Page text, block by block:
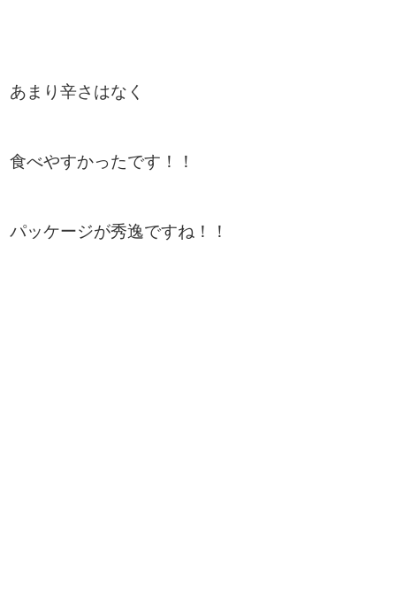
あまり辛さはなく
食べやすかったです！！
パッケージが秀逸ですね！！